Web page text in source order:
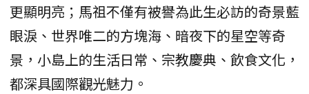
更顯明亮；馬祖不僅有被譽為此生必訪的奇景藍
眼淚、世界唯二的方塊海、暗夜下的星空等奇
景，小島上的生活日常、宗教慶典、飲食文化，
都深具國際觀光魅力。